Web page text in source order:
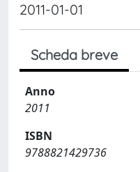
2011-01-01
Scheda breve
Anno
2011
ISBN
9788821429736